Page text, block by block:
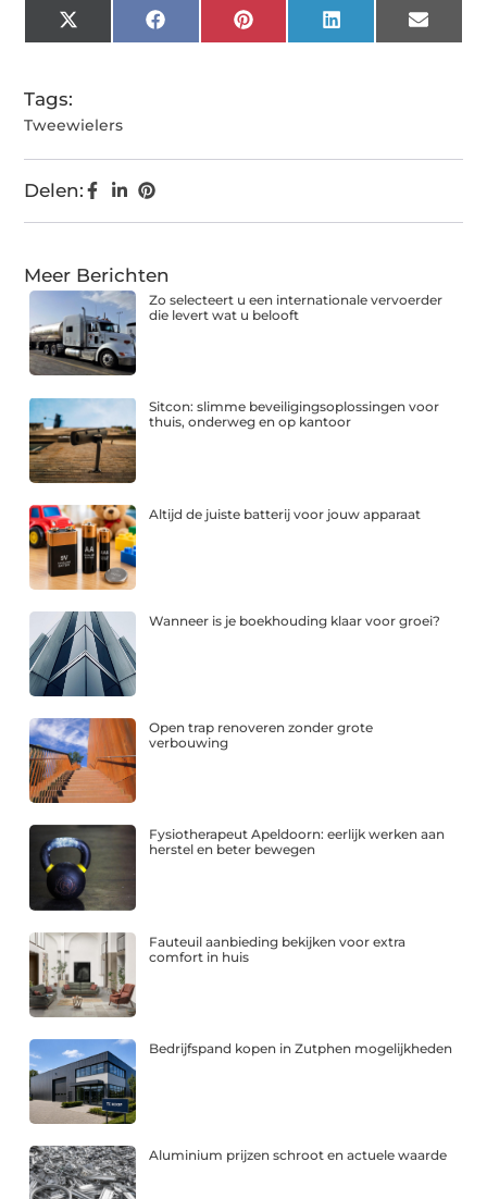
X
(Twitter)
FacebookPinterestLinkedIn Email
Tags:
Tweewielers
Delen:
Meer Berichten
Zo selecteert u een internationale vervoerder
die levert wat u belooft
Sitcon: slimme beveiligingsoplossingen voor
thuis, onderweg en op kantoor
Altijd de juiste batterij voor jouw apparaat
Wanneer is je boekhouding klaar voor groei?
Open trap renoveren zonder grote
verbouwing
Fysiotherapeut Apeldoorn: eerlijk werken aan
herstel en beter bewegen
Fauteuil aanbieding bekijken voor extra
comfort in huis
Bedrijfspand kopen in Zutphen mogelijkheden
Aluminium prijzen schroot en actuele waarde